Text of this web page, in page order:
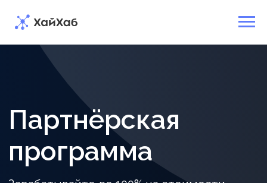
Зарабатывайте до 100% на стоимости
внедрении
Партнёрская
программа